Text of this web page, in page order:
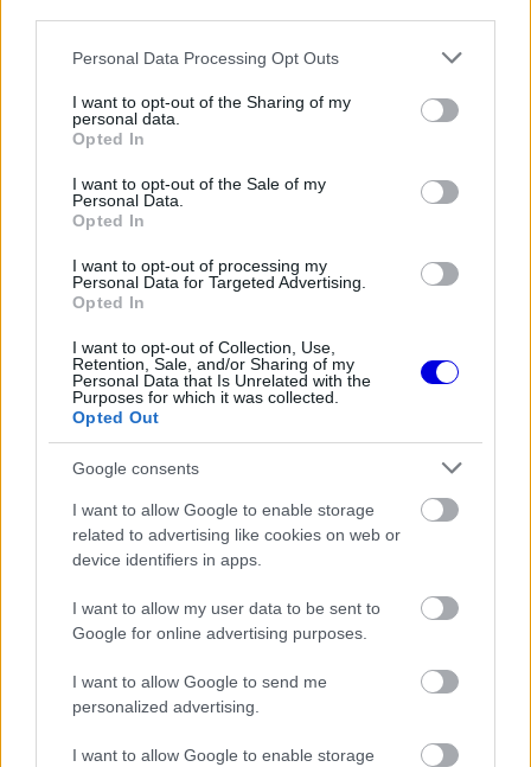
Please note that this website/app uses one or more Google
not limited to your visit or usage behaviour. You may click to
grant or deny consent to Google and its third-party tags to
use your data for below specified purposes in below Google
consent section.
Personal Data Processing Opt Outs
I want to opt-out of the Sharing of my
personal data.
Opted In
I want to opt-out of the Sale of my
Personal Data.
Opted In
I want to opt-out of processing my
Personal Data for Targeted Advertising.
Opted In
I want to opt-out of Collection, Use,
Retention, Sale, and/or Sharing of my
Personal Data that Is Unrelated with the
Purposes for which it was collected.
Opted Out
Google consents
I want to allow Google to enable storage
related to advertising like cookies on web or
device identifiers in apps.
I want to allow my user data to be sent to
Google for online advertising purposes.
I want to allow Google to send me
personalized advertising.
I want to allow Google to enable storage
amiért számukra kedvezőtlennek nevezhető
döntéseket hozott. A csapafőnök most a
The
Telegraph-nak nyilatkozva beszélt ismét a
történtekről, és a szavaiból egyértelműen
kivehető, hogy mennyire haragszik Masira.
Video
Player
is
loading.
This
modal
window.
The media could not be loaded, either because
the server or network failed or because the format
„Gyerekkorom óta nem tapasztaltam olyat, hogy
elveszítettem volna egy szituáció irányítását. Van
azonban egy elmebeteg, aki lényegében tönkre
tudta tenni a legnagyobb bajnok rekordját.” Azt
egyébként érdemes kiemelni, hogy az incidens
utáni vizsgálat megállapította, hogy Masi hibát